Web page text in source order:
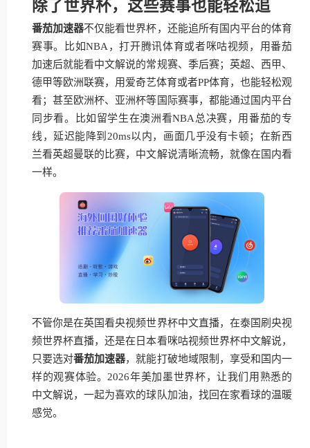
除了世界杯，这些赛事也能轻松追
番茄加速器不仅能看世界杯，还能追所有国内平台的体育
赛事。比如NBA，打开腾讯体育或者咪咕视频，用番茄
加速后就能看中文解说的常规赛、季后赛；英超、西甲、
德甲等欧洲联赛，用爱奇艺体育或者PP体育，也能轻松观
看；甚至欧洲杯、亚洲杯等国际赛事，都能通过国内平台
同步看。比如留学生在澳洲看NBA总决赛，用番茄的专
线，延迟能降到20ms以内，画面几乎没有卡顿；在新西
兰看英超曼联的比赛，中文解说清晰流畅，就像在国内看
一样。
不管你是在英国看央视频世界杯中文直播，在泰国刷央视
频世界杯直播，还是在日本看咪咕视频世界杯中文解说，
只要选对番茄加速器，就能打破地域限制，享受和国内一
样的观赛体验。2026年美加墨世界杯，让我们用熟悉的
中文解说，一起为喜欢的球队加油，找回在家看球的温暖
感觉。